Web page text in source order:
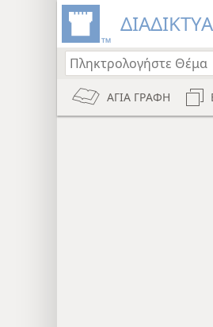
ΑΓΙΑ ΓΡΑΦΗ